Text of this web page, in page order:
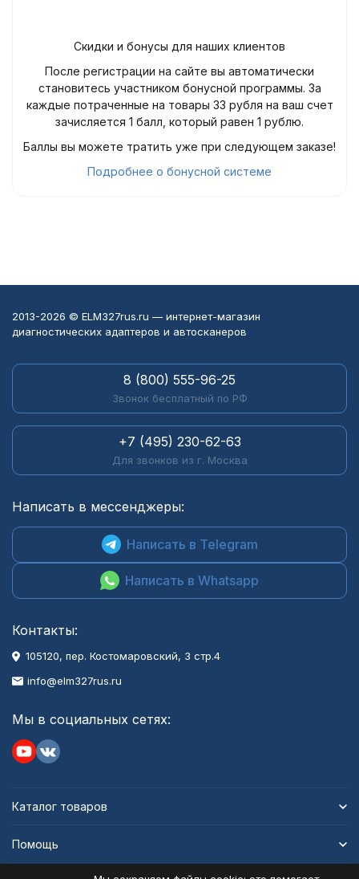
Скидки и бонусы для наших клиентов
После регистрации на сайте вы автоматически
становитесь участником бонусной программы. За
каждые потраченные на товары 33 рубля на ваш счет
зачисляется 1 балл, который равен 1 рублю.
Баллы вы можете тратить уже при следующем заказе!
Подробнее о бонусной системе
2013-2026 © ELM327rus.ru — интернет-магазин
диагностических адаптеров и автосканеров
8 (800) 555-96-25
Звонок бесплатный по РФ
+7 (495) 230-62-63
Для звонков из г. Москва
Написать в мессенджеры:
Написать в Telegram
Написать в Whatsapp
Контакты:
105120, пер. Костомаровский, 3 стр.4
info@elm327rus.ru
Мы в социальных сетях:
Каталог товаров
Помощь